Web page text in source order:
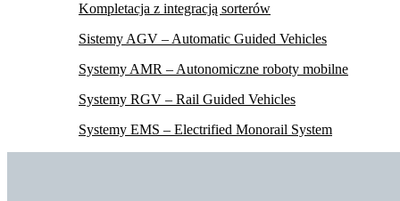
Kompletacja z integracją sorterów
Sistemy AGV – Automatic Guided Vehicles
Systemy AMR – Autonomiczne roboty mobilne
Systemy RGV – Rail Guided Vehicles
Systemy EMS – Electrified Monorail System